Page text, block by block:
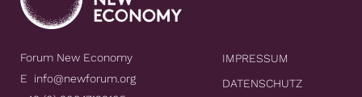
Forum New Economy
E info@newforum.org
IMPRESSUM
DATENSCHUTZ